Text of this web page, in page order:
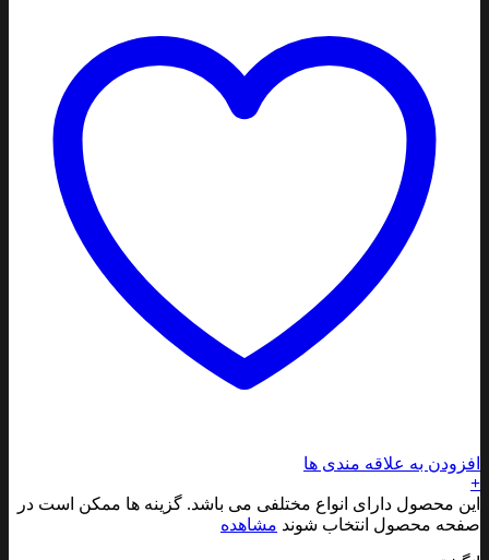
افزودن به علاقه مندی ها
+
این محصول دارای انواع مختلفی می باشد. گزینه ها ممکن است در
صفحه محصول انتخاب شوند مشاهده